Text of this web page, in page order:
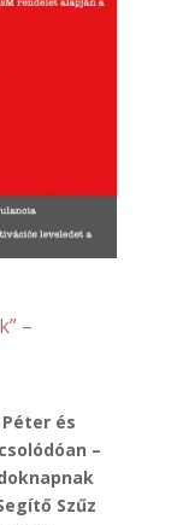
–
és
–
Szűz